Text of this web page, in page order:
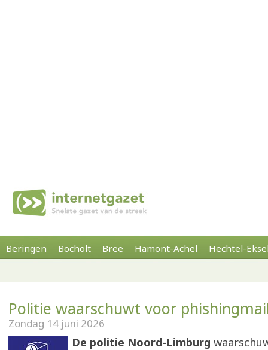
Beringen Bocholt Bree Hamont-Achel Hechtel-
Politie waarschuwt voor
Zondag 14 juni 2026
De politie Noord-Limburg